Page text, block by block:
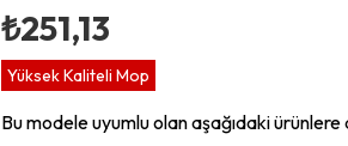
₺251,13
Yüksek Kaliteli Mop
Bu modele uyumlu olan aşağıdaki